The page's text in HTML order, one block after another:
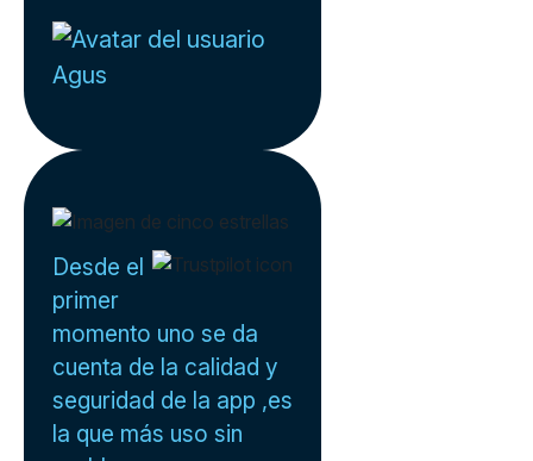
Agus
Desde el
primer
momento uno se da
cuenta de la calidad y
seguridad de la app ,es
la que más uso sin